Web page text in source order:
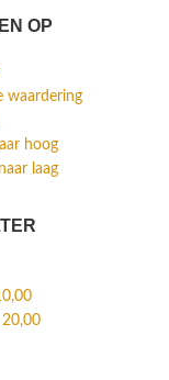
OP
waardering
hoog
laag
20,00